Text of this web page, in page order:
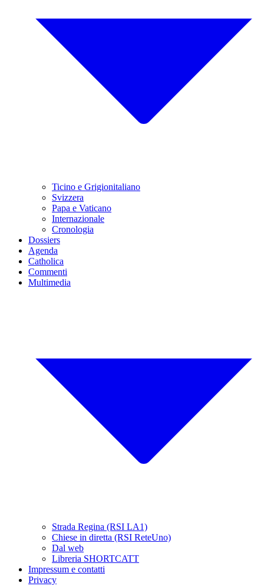
Ticino e Grigionitaliano
Svizzera
Papa e Vaticano
Internazionale
Cronologia
Dossiers
Agenda
Catholica
Commenti
Multimedia
Strada Regina (RSI LA1)
Chiese in diretta (RSI ReteUno)
Dal web
Libreria SHORTCATT
Impressum e contatti
Privacy